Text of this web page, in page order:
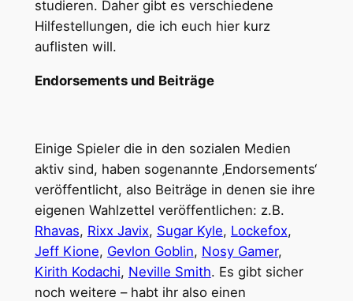
studieren. Daher gibt es verschiedene
Hilfestellungen, die ich euch hier kurz
auflisten will.
Endorsements und Beiträge
Einige Spieler die in den sozialen Medien
aktiv sind, haben sogenannte ‚Endorsements‘
veröffentlicht, also Beiträge in denen sie ihre
eigenen Wahlzettel veröffentlichen: z.B.
Rhavas, Rixx Javix, Sugar Kyle, Lockefox,
Jeff Kione, Gevlon Goblin, Nosy Gamer,
Kirith Kodachi, Neville Smith. Es gibt sicher
noch weitere – habt ihr also einen